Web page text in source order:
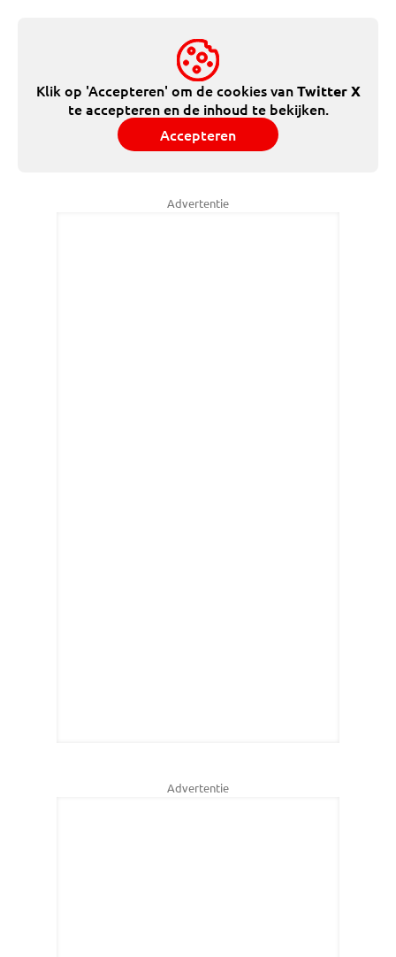
Klik op 'Accepteren' om de cookies vanTwitter X
te accepteren en de inhoud te bekijken.
Accepteren
Advertentie
Advertentie